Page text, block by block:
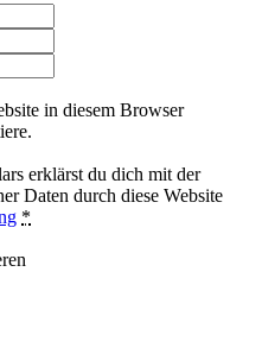
in diesem Browser
erklärst du dich mit der
Daten durch diese Website
*